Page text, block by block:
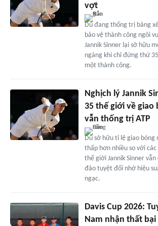
vợt
Dù đang thống trị bảng
bảo vệ thành công ngôi
Jannik Sinner lại sở hữu
ngàng khi chỉ đứng thứ
một thành công.
Nghịch lý Jannik
35 thế giới về giao
vẫn thống trị ATP
Dù sở hữu tỉ lệ giao bóng
thấp hơn nhiều so với
thế giới Jannik Sinner
đảo tuyệt đối nhờ hiệu
ngạc.
Davis Cup 2026:
Nam nhận thất